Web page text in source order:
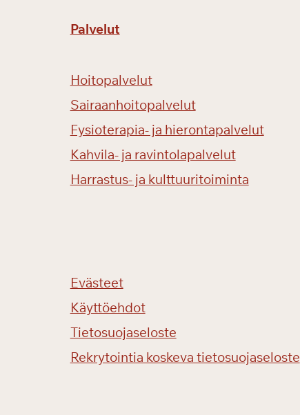
Palvelut
Hoitopalvelut
Sairaanhoitopalvelut
Fysioterapia- ja hierontapalvelut
Kahvila- ja ravintolapalvelut
Harrastus- ja kulttuuritoiminta
Evästeet
Käyttöehdot
Tietosuojaseloste
Rekrytointia koskeva tietosuojaseloste